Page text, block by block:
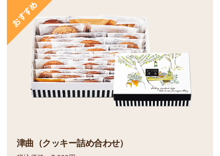
津曲（クッキー詰め合わせ）